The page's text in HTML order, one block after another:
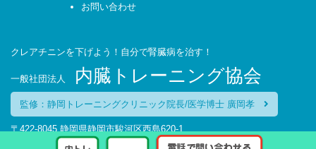
お問い合わせ
クレアチニンを下げよう！自分で腎臓病を治す！
一般社団法人 内臓トレーニング協会
監修：静岡トレーニングクリニック院長/医学博士 廣岡孝
〒422-8045 静岡県静岡市駿河区西島620-1
TEL：054-270-6627